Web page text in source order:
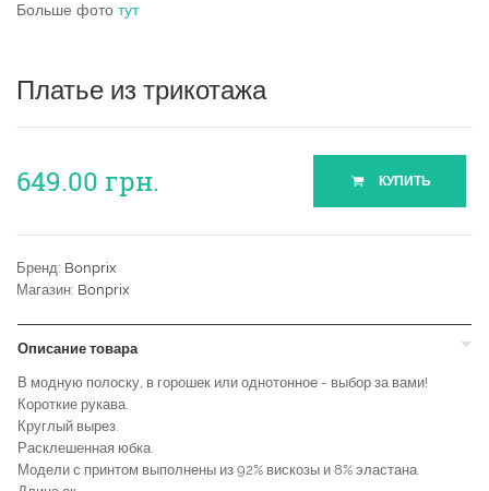
Больше фото тут
Платье из трикотажа
649.00 грн. КУПИТЬ
Бренд: Bonprix
Магазин: Bonprix
Описание товара
В модную полоску, в горошек или однотонное - выбор за вами!
Короткие рукава.
Круглый вырез.
Расклешенная юбка.
Модели с принтом выполнены из 92% вискозы и 8% эластана.